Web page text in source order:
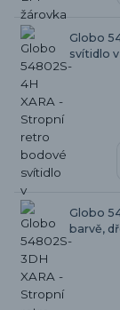
Globo
svítidlo
Globo
barvě,